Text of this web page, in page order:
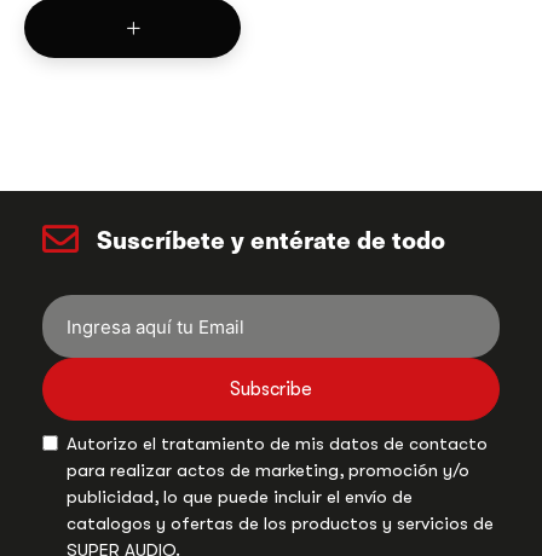
Suscríbete y entérate de todo
Subscribe
Autorizo el tratamiento de mis datos de contacto
para realizar actos de marketing, promoción y/o
publicidad, lo que puede incluir el envío de
catalogos y ofertas de los productos y servicios de
SUPER AUDIO.